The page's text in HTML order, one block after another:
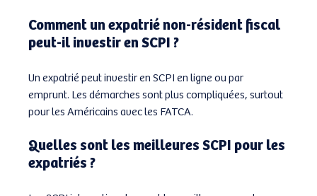
Comment un expatrié non-résident fiscal
peut-il investir en SCPI ?
Un expatrié peut investir en SCPI en ligne ou par
emprunt. Les démarches sont plus compliquées, surtout
pour les Américains avec les FATCA.
Quelles sont les meilleures SCPI pour les
expatriés ?